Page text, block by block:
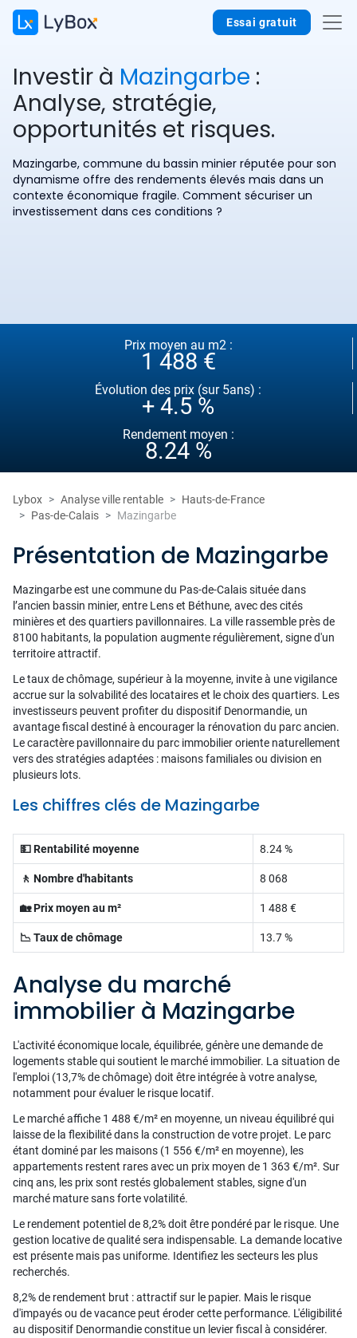
Essai gratuit
Investir à Mazingarbe :
Analyse, stratégie,
opportunités et risques.
Mazingarbe, commune du bassin minier réputée pour son
dynamisme offre des rendements élevés mais dans un
contexte économique fragile. Comment sécuriser un
investissement dans ces conditions ?
Prix moyen au m2 :
1 488 €
Évolution des prix (sur 5ans) :
+ 4.5 %
Rendement moyen :
8.24 %
Lybox Analyse ville rentable
Hauts-de-France
Pas-de-Calais
Mazingarbe
Présentation de Mazingarbe
Mazingarbe est une commune du Pas-de-Calais située dans
l’ancien bassin minier, entre Lens et Béthune, avec des cités
minières et des quartiers pavillonnaires. La ville rassemble près de
8100 habitants, la population augmente régulièrement, signe d'un
territoire attractif.
Le taux de chômage, supérieur à la moyenne, invite à une vigilance
accrue sur la solvabilité des locataires et le choix des quartiers. Les
investisseurs peuvent profiter du dispositif Denormandie, un
avantage fiscal destiné à encourager la rénovation du parc ancien.
Le caractère pavillonnaire du parc immobilier oriente naturellement
vers des stratégies adaptées : maisons familiales ou division en
plusieurs lots.
Les chiffres clés de Mazingarbe
💵 Rentabilité moyenne 8.24 %
🚶 Nombre d'habitants 8 068
🏡 Prix moyen au m² 1 488 €
📉 Taux de chômage 13.7 %
Analyse du marché
immobilier à Mazingarbe
L'activité économique locale, équilibrée, génère une demande de
logements stable qui soutient le marché immobilier. La situation de
l'emploi (13,7% de chômage) doit être intégrée à votre analyse,
notamment pour évaluer le risque locatif.
Le marché affiche 1 488 €/m² en moyenne, un niveau équilibré qui
laisse de la flexibilité dans la construction de votre projet. Le parc
étant dominé par les maisons (1 556 €/m² en moyenne), les
appartements restent rares avec un prix moyen de 1 363 €/m². Sur
cinq ans, les prix sont restés globalement stables, signe d'un
marché mature sans forte volatilité.
Le rendement potentiel de 8,2% doit être pondéré par le risque. Une
gestion locative de qualité sera indispensable. La demande locative
est présente mais pas uniforme. Identifiez les secteurs les plus
recherchés.
8,2% de rendement brut : attractif sur le papier. Mais le risque
d'impayés ou de vacance peut éroder cette performance. L'éligibilité
au dispositif Denormandie constitue un levier fiscal à considérer.